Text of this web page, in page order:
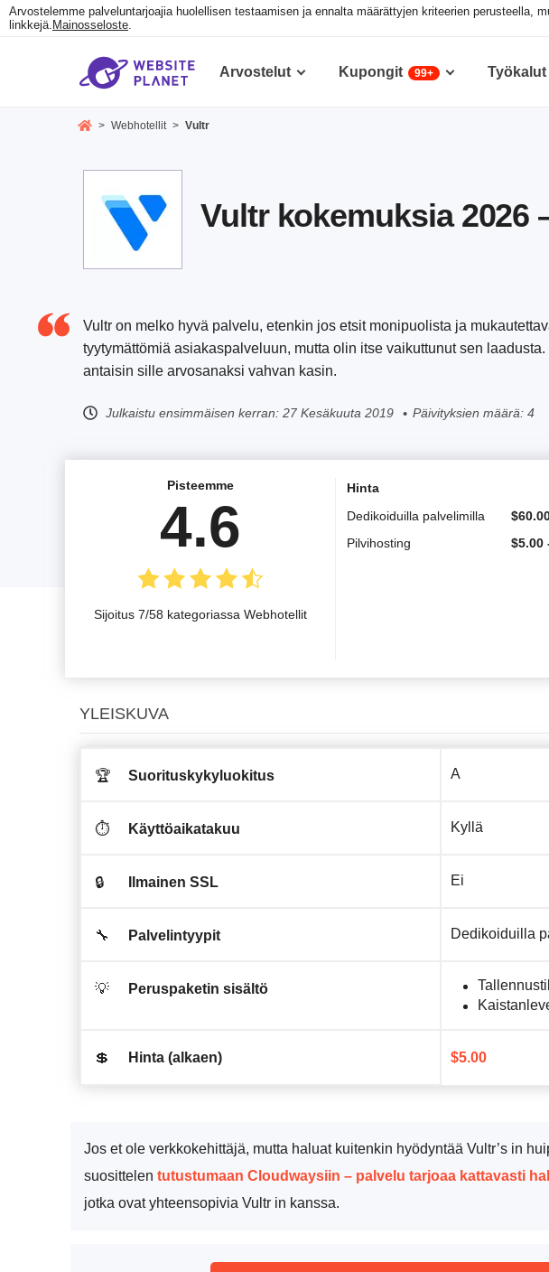
Arvostelemme palveluntarjoajia huolellisen testaamisen ja ennalta määrättyjen kriteerien
linkkejä. Mainosseloste.
Arvostelut Kupongit 99+ Työkalut
> Webhotellit > Vultr
Vultr kokemuksia 2026
Vultr on melko hyvä palvelu, etenkin jos etsit monipuolista ja
tyytymättömiä asiakaspalveluun, mutta olin itse vaikuttunut sen
antaisin sille arvosanaksi vahvan kasin.
Julkaistu ensimmäisen kerran: 27 Kesäkuuta 2019 Päivityksien määrä: 4
Pisteemme
4.6
Sijoitus 7/58 kategoriassa Webhotellit
Hinta
Dedikoiduilla palvelimilla
$
Pilvihosting
$5.00
YLEISKUVA
🏆 Suorituskykyluokitus A
⏱️ Käyttöaikatakuu Kyllä
🔒 Ilmainen SSL Ei
🔧 Palvelintyypit Dedikoiduilla
💡 Peruspaketin sisältö
💲 Hinta (alkaen) $5.00
Jos et ole verkkokehittäjä, mutta haluat kuitenkin hyödyntää Vultr’s in
suosittelen tutustumaan Cloudwaysiin – palvelu tarjoaa kattavasti
jotka ovat yhteensopivia Vultr in kanssa.